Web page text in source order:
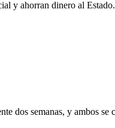
y ahorran dinero al Estado.
dos semanas, y ambos se